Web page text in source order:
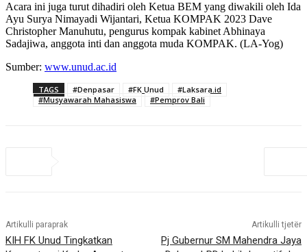
Acara ini juga turut dihadiri oleh Ketua BEM yang diwakili oleh Ida
Ayu Surya Nimayadi Wijantari, Ketua KOMPAK 2023 Dave
Christopher Manuhutu, pengurus kompak kabinet Abhinaya
Sadajiwa, anggota inti dan anggota muda KOMPAK. (LA-Yog)
Sumber: www.unud.ac.id
TAGS #Denpasar #FK Unud
#Laksara.id
#Musyawarah Mahasiswa
#Pemprov Bali
Artikulli paraprak
KIH FK Unud Tingkatkan
Artikulli tjetër
Pj Gubernur SM Mahendra Jaya